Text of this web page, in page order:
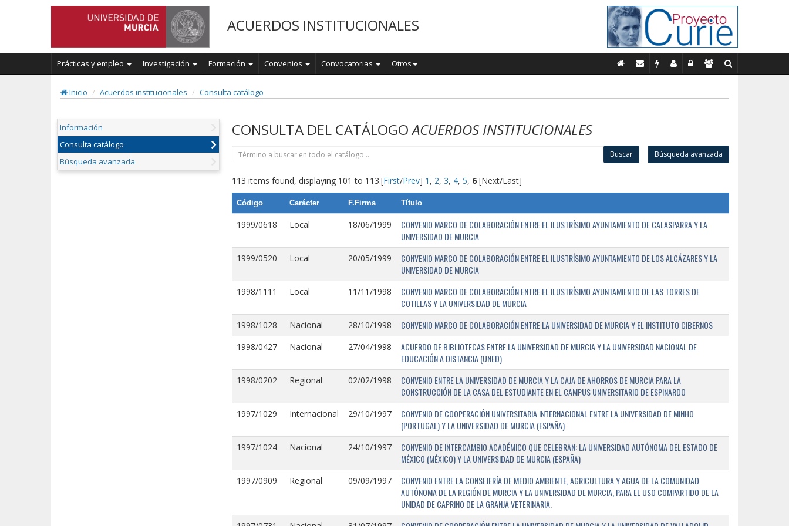
ACUERDOS INSTITUCIONALES
Prácticas y empleo Investigación Formación Convenios Convocatorias Otros
Inicio Acuerdos institucionales Consulta catálogo
Información
Consulta catálogo
Búsqueda avanzada
CONSULTA DEL CATÁLOGOACUERDOS INSTITUCIONALES
Buscar Búsqueda avanzada
113 items found, displaying 101 to 113.[First/Prev] 1 , 2, 3, 4, 5, 6[Next/Last]
Código Carácter F.Firma Título
1999/0618 Local 18/06/1999
CONVENIO MARCO DE COLABORACIÓN ENTRE EL ILUSTRÍSIMO AYUNTAMIENTO DE CALASPARRA Y LA
UNIVERSIDAD DE MURCIA
1999/0520 Local 20/05/1999
CONVENIO MARCO DE COLABORACIÓN ENTRE EL ILUSTRÍSIMO AYUNTAMIENTO DE LOS ALCÁZARES Y LA
UNIVERSIDAD DE MURCIA
1998/1111 Local 11/11/1998
CONVENIO MARCO DE COLABORACIÓN ENTRE EL ILUSTRÍSIMO AYUNTAMIENTO DE LAS TORRES DE
COTILLAS Y LA UNIVERSIDAD DE MURCIA
1998/1028 Nacional 28/10/1998 CONVENIO MARCO DE COLABORACIÓN ENTRE LA UNIVERSIDAD DE MURCIA Y EL INSTITUTO CIBERNOS
1998/0427 Nacional 27/04/1998
ACUERDO DE BIBLIOTECAS ENTRE LA UNIVERSIDAD DE MURCIA Y LA UNIVERSIDAD NACIONAL DE
EDUCACIÓN A DISTANCIA (UNED)
1998/0202 Regional 02/02/1998
CONVENIO ENTRE LA UNIVERSIDAD DE MURCIA Y LA CAJA DE AHORROS DE MURCIA PARA LA
CONSTRUCCIÓN DE LA CASA DEL ESTUDIANTE EN EL CAMPUS UNIVERSITARIO DE ESPINARDO
1997/1029 Internacional 29/10/1997
CONVENIO DE COOPERACIÓN UNIVERSITARIA INTERNACIONAL ENTRE LA UNIVERSIDAD DE MINHO
(PORTUGAL) Y LA UNIVERSIDAD DE MURCIA (ESPAÑA)
1997/1024 Nacional 24/10/1997
CONVENIO DE INTERCAMBIO ACADÉMICO QUE CELEBRAN: LA UNIVERSIDAD AUTÓNOMA DEL ESTADO DE
MÉXICO (MÉXICO) Y LA UNIVERSIDAD DE MURCIA (ESPAÑA)
1997/0909 Regional 09/09/1997
CONVENIO ENTRE LA CONSEJERÍA DE MEDIO AMBIENTE, AGRICULTURA Y AGUA DE LA COMUNIDAD
AUTÓNOMA DE LA REGIÓN DE MURCIA Y LA UNIVERSIDAD DE MURCIA, PARA EL USO COMPARTIDO DE LA
UNIDAD DE CAPRINO DE LA GRANJA VETERINARIA.